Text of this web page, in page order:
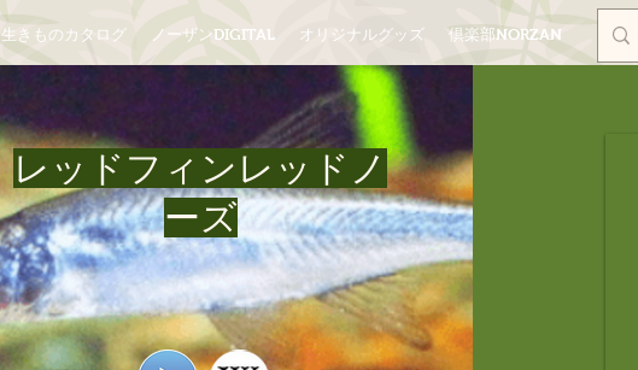
生きものカタログ ノーザンDIGITAL オリジナルグッズ 倶楽部NORZAN
レッドフィンレッドノ
ーズ